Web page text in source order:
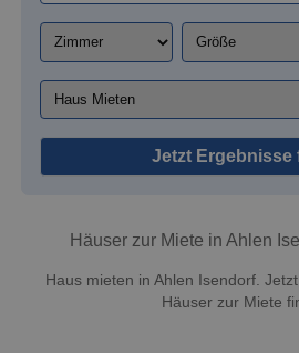
Jetzt Ergebnisse
Häuser zur Miete in Ahlen
Haus mieten in Ahlen Isendorf.
Häuser zur Miete